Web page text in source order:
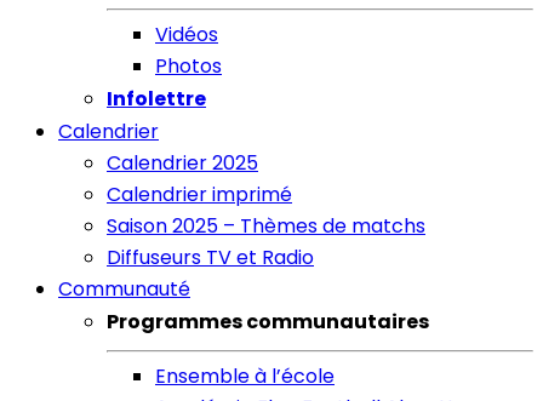
Vidéos
Photos
Infolettre
Calendrier
Calendrier 2025
Calendrier imprimé
Saison 2025 – Thèmes de matchs
Diffuseurs TV et Radio
Communauté
Programmes communautaires
Ensemble à l’école